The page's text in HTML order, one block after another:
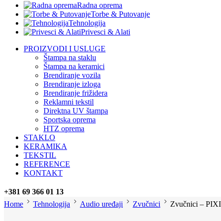
Radna oprema
Torbe & Putovanje
Tehnologija
Privesci & Alati
PROIZVODI I USLUGE
Štampa na staklu
Štampa na keramici
Brendiranje vozila
Brendiranje izloga
Brendiranje frižidera
Reklamni tekstil
Direktna UV štampa
Sportska oprema
HTZ oprema
STAKLO
KERAMIKA
TEKSTIL
REFERENCE
KONTAKT
+381 69 366 01 13
Home
Tehnologija Audio uređaji Zvučnici Zvučnici –